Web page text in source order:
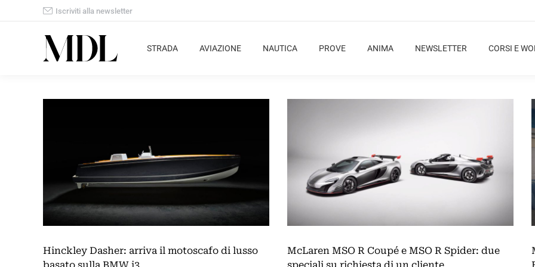
Iscriviti alla newsletter
STRADA AVIAZIONE NAUTICA PROVE ANIMA NEWSLETTER CORSI E
Hinckley Dasher: arriva il motoscafo di lusso
McLaren MSO R Coupé e MSO R Spider: due